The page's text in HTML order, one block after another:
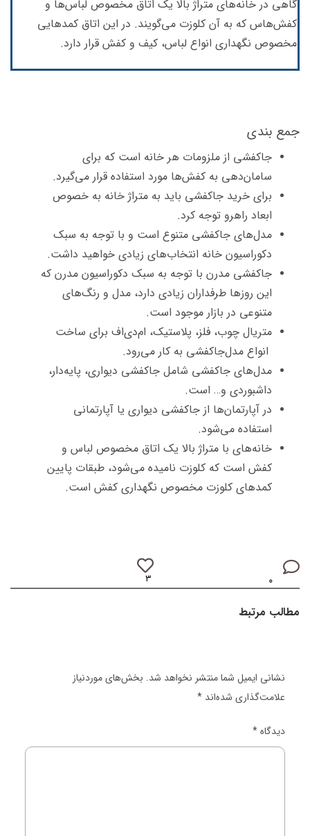
گاهی در خانه‌های متراژ بالا یک اتاق مخصوص لباس‌ها و
کفش‌هاس که به آن کلوزت می‌گویند. در این اتاق کمدهایی
مخصوص نگهداری انواع لباس، کیف و کفش قرار دارد.
جمع بندی
جاکفشی از ملزومات هر خانه است که برای
سامان‌دهی به کفش‌ها مورد استفاده قرار می‌گیرد.
برای خرید جاکفشی باید به متراژ خانه به خصوص
ابعاد راهرو توجه کرد.
مدل‌‌های جاکفشی متنوع است و با توجه به سبک
دکوراسیون خانه انتخاب‌های زیادی خواهید داشت.
جاکفشی مدرن با توجه به سبک دکوراسیون مدرن که
این روزها طرفداران زیادی دارد، مدل و رنگ‌های
متنوعی در بازار موجود است.
متریال چوب، فلز، پلاستیک، ام‌دی‌اف برای ساخت
انواع مدل‌جاکفشی به کار می‌رود.
مدل‌های جاکفشی شامل جاکفشی دیواری، پایه‌دار،
داشبوردی و… است.
در آپارتمان‌ها از جاکفشی دیواری یا آپارتمانی
استفاده می‌شود.
خانه‌های با متراژ بالا یک اتاق مخصوص لباس و
کفش است که کلوزت نامیده می‌شود، طبقات پایین
کمدهای کلوزت مخصوص نگهداری کفش است.
۰ ۳
مطالب مرتبط
نشانی ایمیل شما منتشر نخواهد شد. بخش‌های موردنیاز
علامت‌گذاری شده‌اند *
دیدگاه*